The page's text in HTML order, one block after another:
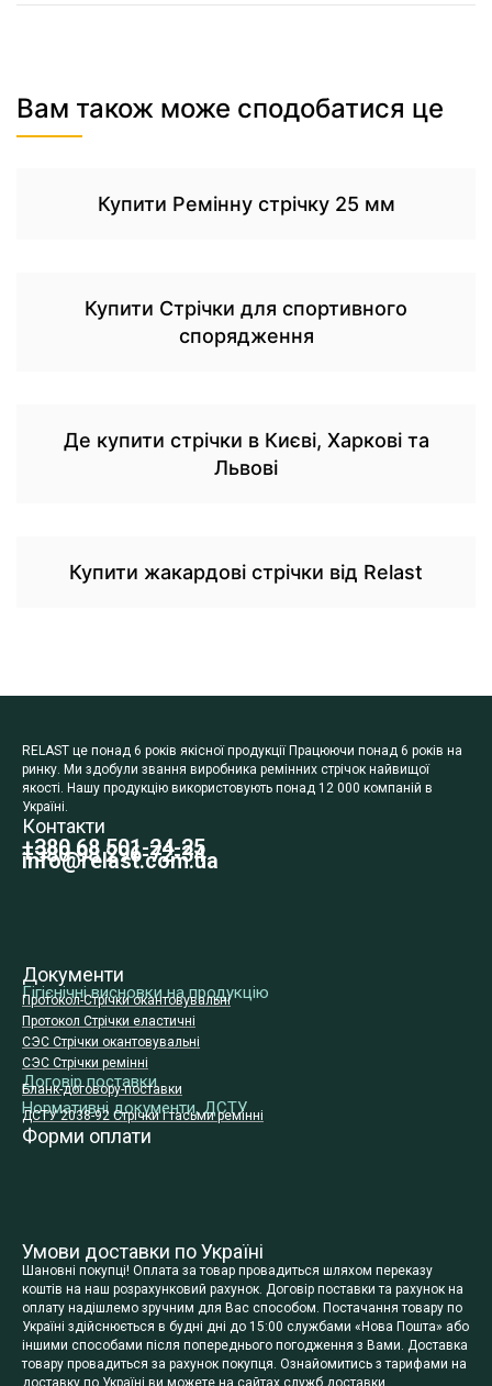
Вам також може сподобатися це
Купити Ремінну стрічку 25 мм
Купити Стрічки для спортивного
спорядження
Де купити стрічки в Києві, Харкові та
Львові
Купити жакардові стрічки від Relast
RELAST це понад 6 років якісної продукції Працюючи понад 6 років на
ринку. Ми здобули звання виробника ремінних стрічок найвищої
якості. Нашу продукцію використовують понад 12 000 компаній в
Україні.
Контакти
+380 68 501-24-25
+380 98 296-72-34
info@relast.com.ua
Документи
Гігієнічні висновки на продукцію
Протокол-Стрічки окантовувальні
Протокол Стрічки еластичні
СЭС Стрічки окантовувальні
СЭС Стрічки ремінні
Договір поставки
Бланк-договору-поставки
Нормативні документи, ДСТУ
ДСТУ 2038-92 Стрічки і тасьми ремінні
Форми оплати
Умови доставки по Україні
Шановні покупці! Оплата за товар провадиться шляхом переказу
коштів на наш розрахунковий рахунок. Договір поставки та рахунок на
оплату надішлемо зручним для Вас способом. Постачання товару по
Україні здійснюється в будні дні до 15:00 службами «Нова Пошта» або
іншими способами після попереднього погодження з Вами. Доставка
товару провадиться за рахунок покупця. Ознайомитись з тарифами на
доставку по Україні ви можете на сайтах служб доставки.